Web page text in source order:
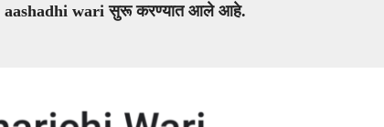
aashadhi wariसुरू करण्यात आले आहे.